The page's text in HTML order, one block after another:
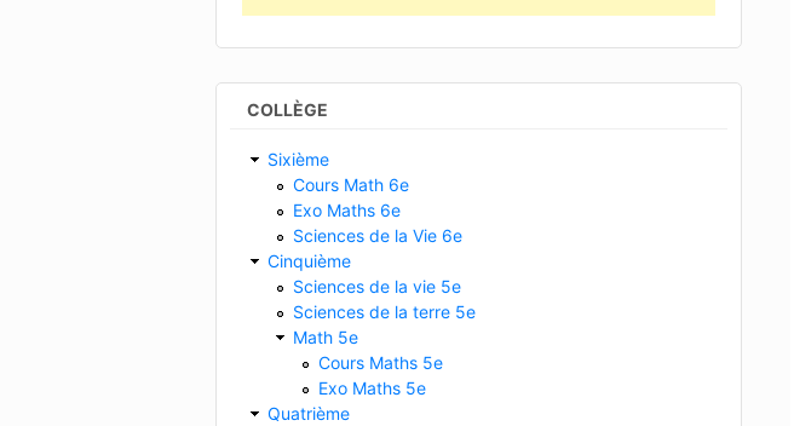
COLLÈGE
Sixième
Cours Math 6e
Exo Maths 6e
Sciences de la Vie 6e
Cinquième
Sciences de la vie 5e
Sciences de la terre 5e
Math 5e
Cours Maths 5e
Exo Maths 5e
Quatrième